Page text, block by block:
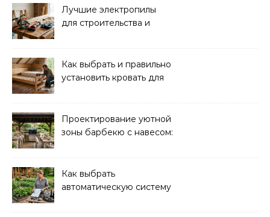
Лучшие электропилы
для строительства и
Как выбрать и правильно
установить кровать для
Проектирование уютной
зоны барбекю с навесом:
Как выбрать
автоматическую систему